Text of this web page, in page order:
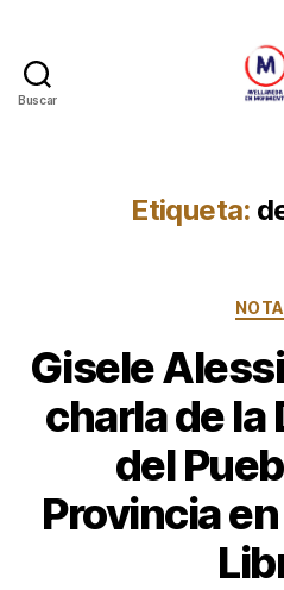
Buscar
Etiqueta:
Gisele
charla de la
del
Provincia